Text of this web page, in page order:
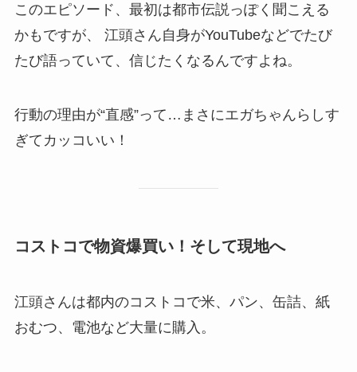
このエピソード、最初は都市伝説っぽく聞こえる
かもですが、 江頭さん自身がYouTubeなどでたび
たび語っていて、信じたくなるんですよね。
行動の理由が“直感”って…まさにエガちゃんらしす
ぎてカッコいい！
コストコで物資爆買い！そして現地へ
江頭さんは都内のコストコで米、パン、缶詰、紙
おむつ、電池など大量に購入。